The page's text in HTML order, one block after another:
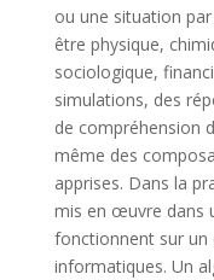
ou une situation
être physique,
sociologique,
simulations, des
de compréhension
même des
apprises. Dans la
mis en œuvre dans
fonctionnent sur un
informatiques. Un